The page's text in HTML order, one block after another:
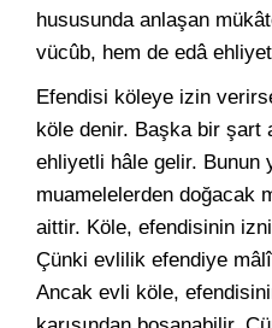
hususunda anlaşan
vücûb, hem de edâ
Efendisi köleye izin
köle denir. Başka bir şart
ehliyetli hâle gelir. Bunun
muamelelerden doğacak
aittir. Köle, efendisinin
Çünki evlilik efendiye
Ancak evli köle,